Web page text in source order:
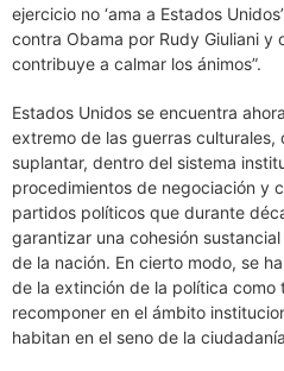
ejercicio no ‘ama a Estados
contra Obama por Rudy Giuliani y
contribuye a calmar los ánimos”.
Estados Unidos se encuentra
extremo de las guerras culturales,
suplantar, dentro del sistema
procedimientos de negociación y
partidos políticos que durante
garantizar una cohesión
de la nación. En cierto modo, se
de la extinción de la política como
recomponer en el ámbito
habitan en el seno de la